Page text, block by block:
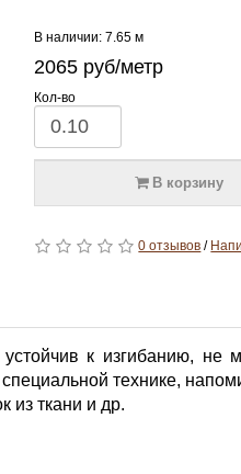
В наличии: 7.65 м
2065 руб/метр
Кол-во
В корзину
0 отзывов /
к изгибанию, не
технике,
из ткани и др.